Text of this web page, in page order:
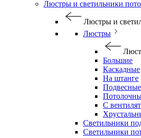
Люстры и светильники
Люстры и
Люстры
Большие
Каскадные
На штанге
Подвесные
С
Светильники
Светильники